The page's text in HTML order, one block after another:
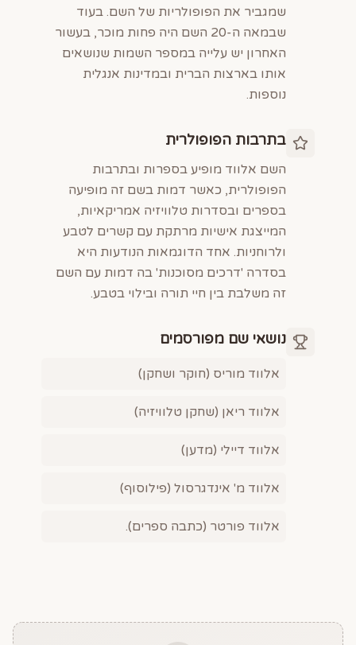
שמגביר את הפופולריות של השם. בעוד
שבמאה ה-20 השם היה פחות מוכר, בעשור
האחרון יש עלייה במספר השמות שנושאים
אותו בארצות הברית ובמדינות אנגלית
נוספות.
בתרבות הפופולרית
השם אלווד מופיע בספרות ובתרבות
הפופולרית, כאשר דמות בשם זה מופיעה
בספרים ובסדרות טלוויזיה אמריקאיות,
המייצגת אישיות מרתקת עם קשרים לטבע
ולרוחניות. אחד הדוגמאות הנודעות היא
בסדרה 'דרכים מסוכנות' בה דמות עם השם
זה משלבת בין חיי תורה ובילוי בטבע.
נושאי שם מפורסמים
אלווד מוריס (חוקר ושחקן)
אלווד ריאן (שחקן טלוויזיה)
אלווד דיילי (מדען)
אלווד מ' אינדגרסול (פילוסוף)
אלווד פורטר (כתבה ספרים).